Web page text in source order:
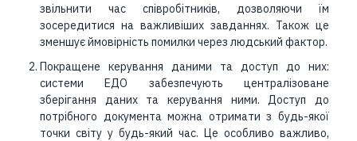
звільнити час співробітників, дозволяючи їм
зосередитися на важливіших завданнях. Також це
зменшує ймовірність помилки через людський фактор.
Покращене керування даними та доступ до них:
системи ЕДО забезпечують централізоване
зберігання даних та керування ними. Доступ до
потрібного документа можна отримати з будь-якої
точки світу у будь-який час. Це особливо важливо,